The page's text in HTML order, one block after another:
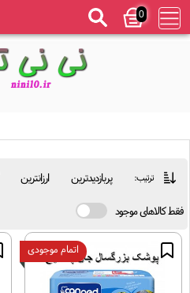
0
ترتیب: پربازدیدترین ارزانترین
فقط کالاهای موجود
اتمام موجودی